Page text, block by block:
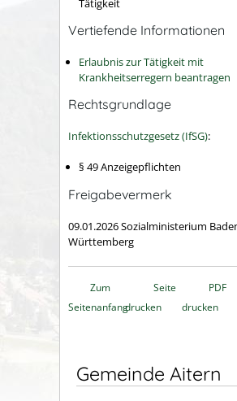
Vertiefende Informationen
Erlaubnis zur Tätigkeit mit
Krankheitserregern beantragen
Rechtsgrundlage
Infektionsschutzgesetz (IfSG):
§ 49 Anzeigepflichten
Freigabevermerk
09.01.2026Sozialministerium
Württemberg
Zum
Seitenanfang
Seite
drucken
PDF
drucken
Gemeinde Aitern